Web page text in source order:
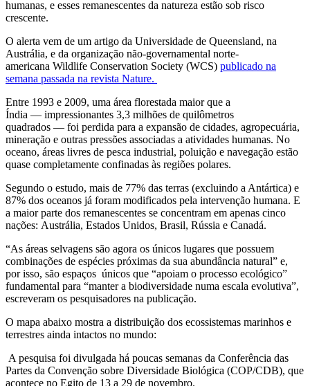
humanas, e esses remanescentes da natureza estão sob risco
crescente.
O alerta vem de um artigo da Universidade de Queensland, na
Austrália, e da organização não-governamental norte-
americana Wildlife Conservation Society (WCS) publicado na
semana passada na revista Nature.
Entre 1993 e 2009, uma área florestada maior que a
Índia — impressionantes 3,3 milhões de quilômetros
quadrados — foi perdida para a expansão de cidades, agropecuária,
mineração e outras pressões associadas a atividades humanas. No
oceano, áreas livres de pesca industrial, poluição e navegação estão
quase completamente confinadas às regiões polares.
Segundo o estudo, mais de 77% das terras (excluindo a Antártica) e
87% dos oceanos já foram modificados pela intervenção humana. E
a maior parte dos remanescentes se concentram em apenas cinco
nações: Austrália, Estados Unidos, Brasil, Rússia e Canadá.
“As áreas selvagens são agora os únicos lugares que possuem
combinações de espécies próximas da sua abundância natural” e,
por isso, são espaços únicos que “apoiam o processo ecológico”
fundamental para “manter a biodiversidade numa escala evolutiva”,
escreveram os pesquisadores na publicação.
O mapa abaixo mostra a distribuição dos ecossistemas marinhos e
terrestres ainda intactos no mundo:
A pesquisa foi divulgada há poucas semanas da Conferência das
Partes da Convenção sobre Diversidade Biológica (COP/CDB), que
acontece no Egito de 13 a 29 de novembro.